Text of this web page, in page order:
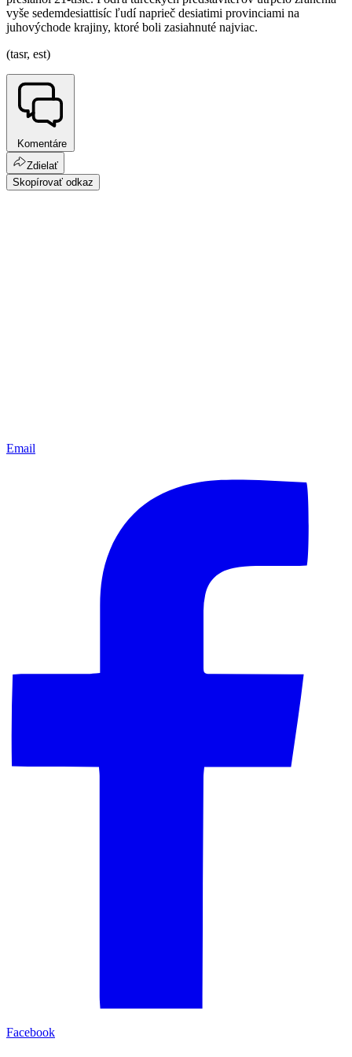
vyše sedemdesiattisíc ľudí naprieč desiatimi provinciami na
juhovýchode krajiny, ktoré boli zasiahnuté najviac.
(tasr, est)
Komentáre
Zdielať
Skopírovať odkaz
Email
Facebook